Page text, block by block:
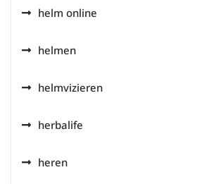
helm online
helmen
helmvizieren
herbalife
heren